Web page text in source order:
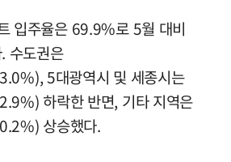
입주율은 69.9%로 5월 대비
수도권은
5대광역시 및 세종시는
하락한 반면, 기타 지역은
상승했다.